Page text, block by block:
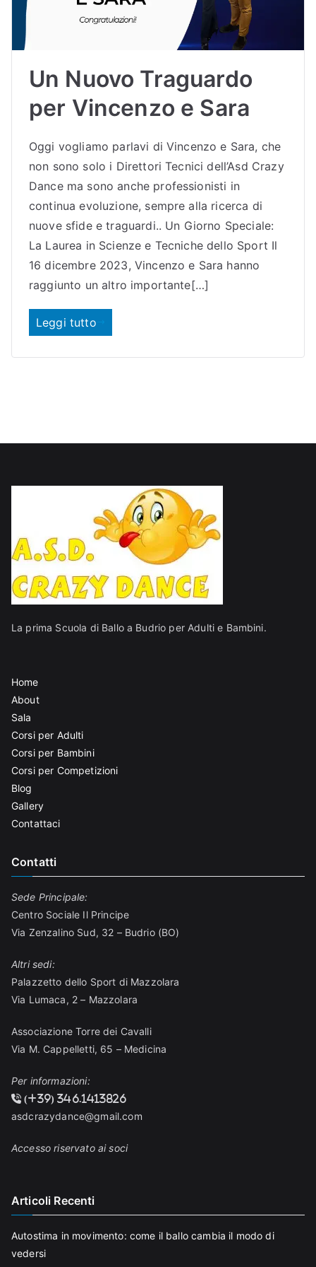
uol
di
Bal
lo
Bu
Un Nuovo Traguardo
per Vincenzo e Sara
Oggi vogliamo parlavi di Vincenzo e Sara, che
non sono solo i Direttori Tecnici dell’Asd Crazy
Dance ma sono anche professionisti in
continua evoluzione, sempre alla ricerca di
nuove sfide e traguardi.. Un Giorno Speciale:
La Laurea in Scienze e Tecniche dello Sport Il
16 dicembre 2023, Vincenzo e Sara hanno
raggiunto un altro importante[…]
Leggi tutto
La prima Scuola di Ballo a Budrio per Adulti e Bambini.
Home
About
Sala
Corsi per Adulti
Corsi per Bambini
Corsi per Competizioni
Blog
Gallery
Contattaci
Contatti
Sede Principale:
Centro Sociale Il Principe
Via Zenzalino Sud, 32 – Budrio (BO)
Altri sedi:
Palazzetto dello Sport di Mazzolara
Via Lumaca, 2 – Mazzolara
Associazione Torre dei Cavalli
Via M. Cappelletti, 65 – Medicina
Per informazioni:
(+39) 346.1413826
asdcrazydance@gmail.com
Accesso riservato ai soci
Articoli Recenti
Autostima in movimento: come il ballo cambia il modo di
vedersi